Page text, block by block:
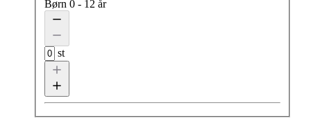
Børn 0 - 12 år
st